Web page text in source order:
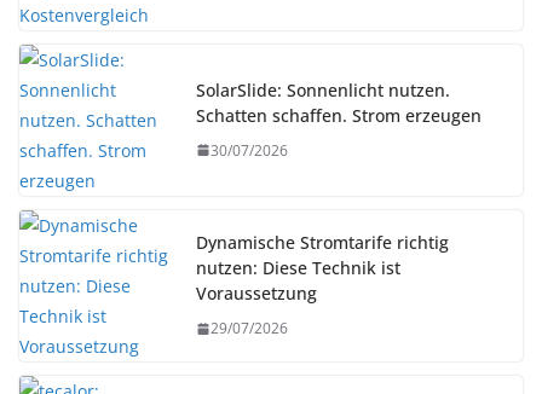
SolarSlide: Sonnenlicht nutzen.
Schatten schaffen. Strom erzeugen
30/07/2026
Dynamische Stromtarife richtig
nutzen: Diese Technik ist
Voraussetzung
29/07/2026